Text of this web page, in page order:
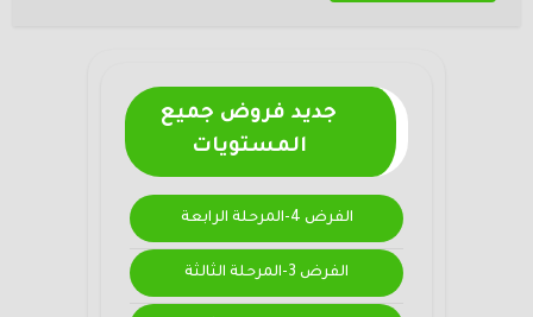
جديد فروض جميع
المستويات
الفرض 4-المرحلة الرابعة
الفرض 3-المرحلة الثالثة